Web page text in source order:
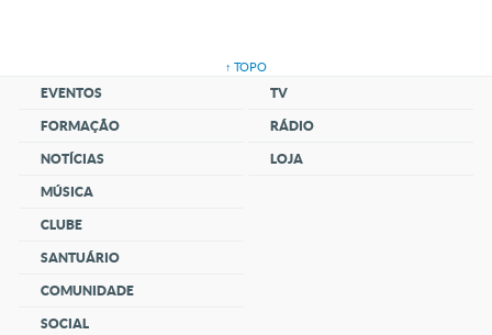
↑ TOPO
EVENTOS
FORMAÇÃO
NOTÍCIAS
MÚSICA
CLUBE
SANTUÁRIO
COMUNIDADE
SOCIAL
TV
RÁDIO
LOJA